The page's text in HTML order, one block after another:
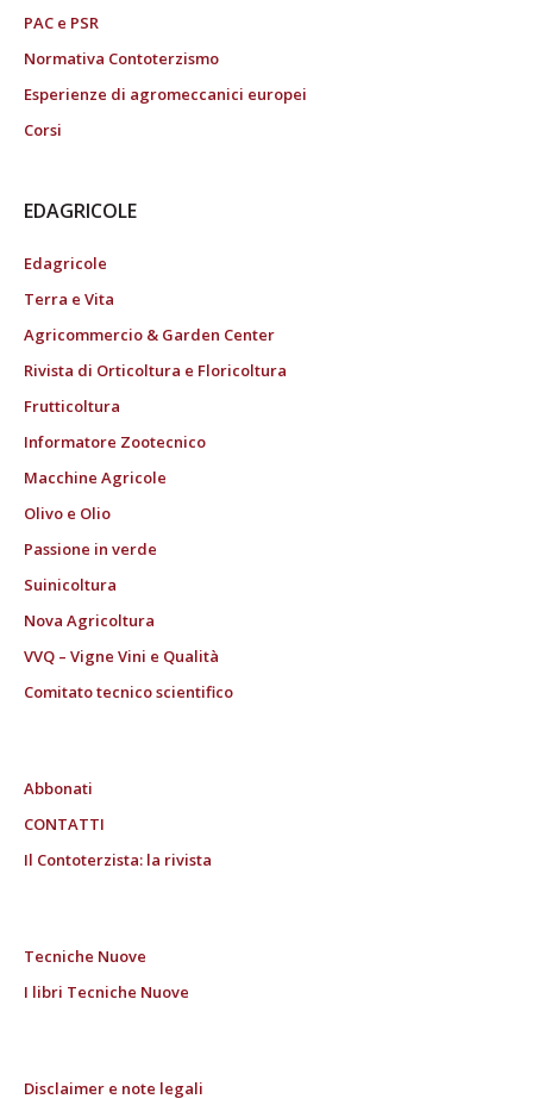
PAC e PSR
Normativa Contoterzismo
Esperienze di agromeccanici europei
Corsi
EDAGRICOLE
Edagricole
Terra e Vita
Agricommercio & Garden Center
Rivista di Orticoltura e Floricoltura
Frutticoltura
Informatore Zootecnico
Macchine Agricole
Olivo e Olio
Passione in verde
Suinicoltura
Nova Agricoltura
VVQ – Vigne Vini e Qualità
Comitato tecnico scientifico
Abbonati
CONTATTI
Il Contoterzista: la rivista
Tecniche Nuove
I libri Tecniche Nuove
Disclaimer e note legali